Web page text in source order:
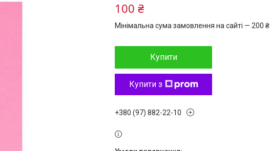
100 ₴
Мінімальна сума замовлення на сайті — 200 ₴
Купити
Купити з
+380 (97) 882-22-10